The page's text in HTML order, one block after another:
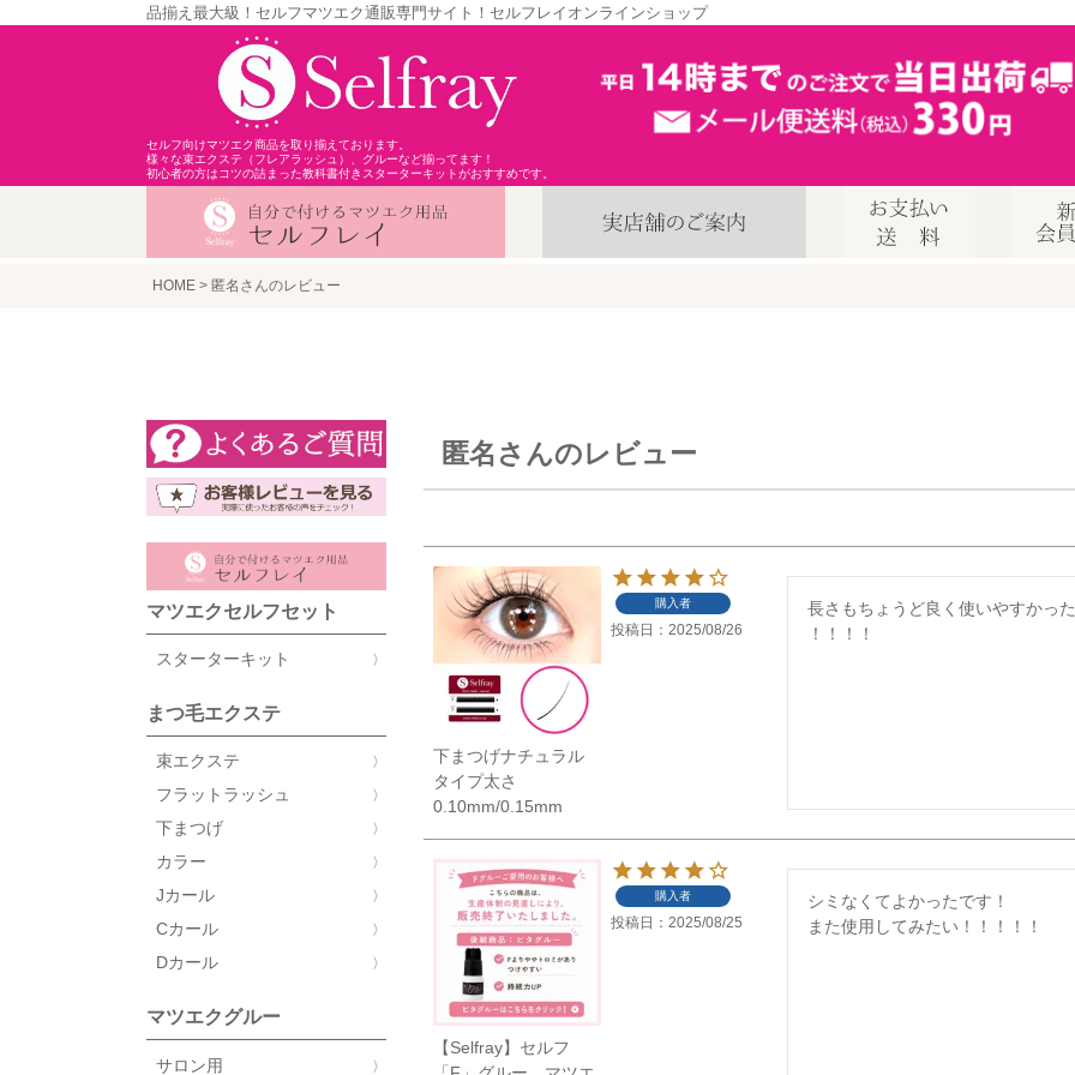
品揃え最大級！セルフマツエク通販専門サイト！セルフレイオンラインショップ
セルフ向けマツエク商品を取り揃えております。
様々な束エクステ（フレアラッシュ）、グルーなど揃ってます！
初心者の方はコツの詰まった教科書付きスターターキットがおすすめです。
HOME 匿名さんのレビュー
マツエクセルフセット
スターターキット
まつ毛エクステ
束エクステ
フラットラッシュ
下まつげ
カラー
Jカール
Cカール
Dカール
マツエクグルー
サロン用
匿名さんのレビュー
下まつげナチュラル
タイプ太さ
0.10mm/0.15mm
購入者
投稿日 2025/08/26
長さもちょうど良く使いやすかっ
！！！！
【Selfray】セルフ
購入者
投稿日 2025/08/25
シミなくてよかったです！
また使用してみたい！！！！！